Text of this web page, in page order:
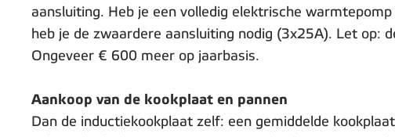
aansluiting. Heb je een volledig elektrische
heb je de zwaardere aansluiting nodig (3x25A). Let op:
Ongeveer € 600 meer op jaarbasis.
Aankoop van de kookplaat en pannen
Dan de inductiekookplaat zelf: een gemiddelde